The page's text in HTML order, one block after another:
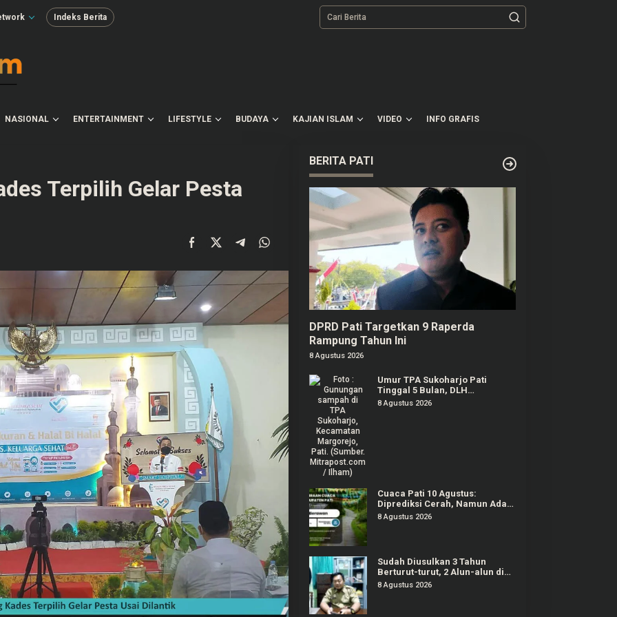
Indeks Berita
NASIONAL ENTERTAINMENT LIFESTYLE BUDAYA KAJIAN ISLAM VIDEO INFO GRAFIS
Terpilih Gelar Pesta
BERITA PATI
DPRD Pati Targetkan 9 Raperda
Rampung Tahun Ini
8 Agustus 2026
Umur TPA Sukoharjo Pati
Tinggal 5 Bulan, DLH
Berencana Perpanjang Satu-
8 Agustus 2026
Cuaca Pati 10 Agustus:
Diprediksi Cerah, Namun Ada
Potensi Gelombang Tinggi di
8 Agustus 2026
Sudah Diusulkan 3 Tahun
Berturut-turut, 2 Alun-alun di
Pati Gagal Dipercantik
8 Agustus 2026